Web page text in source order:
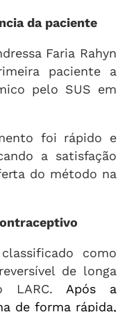
da paciente
Faria Rahyn
paciente a
pelo SUS em
foi rápido e
a satisfação
do método na
como
de longa
LARC. Após a
de forma rápida,